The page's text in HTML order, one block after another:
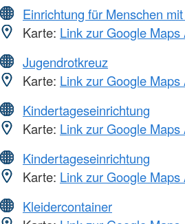
Einrichtung für Menschen
Karte: Link zur Google Maps
Jugendrotkreuz
Karte: Link zur Google Maps
Kindertageseinrichtung
Karte: Link zur Google Maps
Kindertageseinrichtung
Karte: Link zur Google Maps
Kleidercontainer